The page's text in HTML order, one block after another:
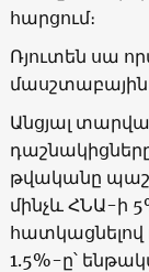
հարցում։
Ռյուտեն սա
Անցյալ
թվականը
մինչև ՀՆԱ-ի
հատկացնելով
1.5%-ը՝